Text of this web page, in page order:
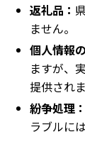
返礼品：
ません。
個人情報
ますが、
提供されま
紛争処理：
ラブルに